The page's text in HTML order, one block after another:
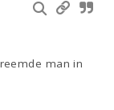
man in